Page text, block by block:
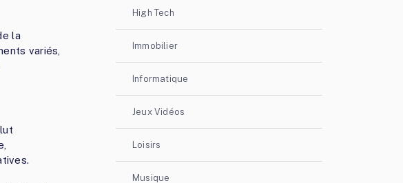
la
variés,
High Tech
Immobilier
Informatique
Jeux Vidéos
Loisirs
Musique